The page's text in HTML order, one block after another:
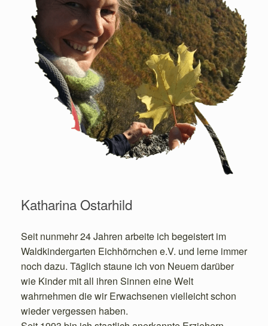
Katharina Ostarhild
Seit nunmehr 24 Jahren arbeite ich begeistert im
Waldkindergarten Eichhörnchen e.V. und lerne immer
noch dazu. Täglich staune ich von Neuem darüber
wie Kinder mit all ihren Sinnen eine Welt
wahrnehmen die wir Erwachsenen vielleicht schon
wieder vergessen haben.